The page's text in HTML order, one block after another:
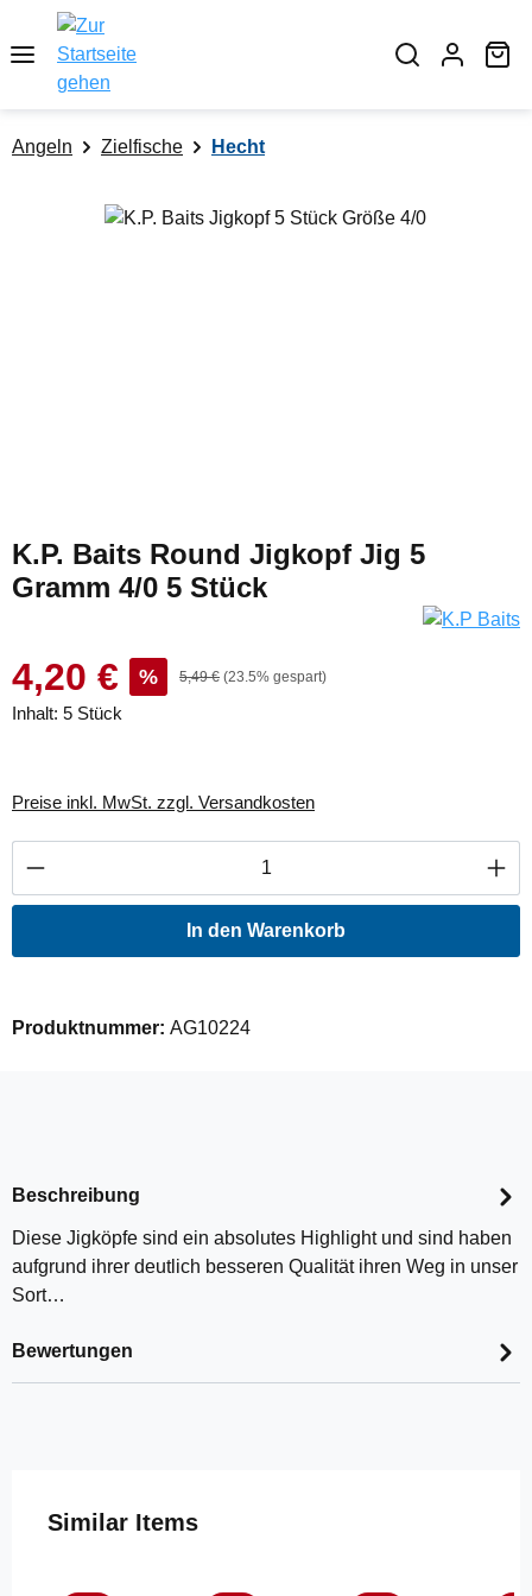
springen
Angeln Zielfische Hecht
Bildergalerie überspringen
K.P. Baits Round Jigkopf Jig 5
Gramm 4/0 5 Stück
4,20 € % 5,49 € (23.5% gespart)
Inhalt: 5 Stück
Preise inkl. MwSt. zzgl. Versandkosten
Produkt Anzahl: Gib den gewünschten
In den Warenkorb
Produktnummer: AG10224
Beschreibung
Diese Jigköpfe sind ein absolutes Highlight und sind haben
aufgrund ihrer deutlich besseren Qualität ihren Weg in unser
Sort…
Bewertungen
Produktgalerie überspringen
Similar Items